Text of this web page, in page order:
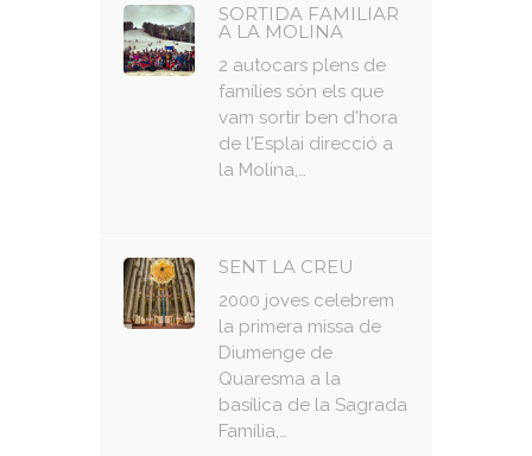
SORTIDA FAMILIAR
A LA MOLINA
2 autocars plens de
famílies són els que
vam sortir ben d'hora
de l'Esplai direcció a
la Molina,…
SENT LA CREU
2000 joves celebrem
la primera missa de
Diumenge de
Quaresma a la
basílica de la Sagrada
Família,…